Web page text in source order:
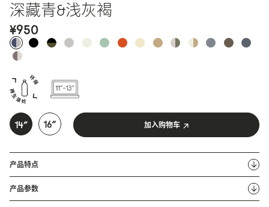
深藏青&浅灰褐
¥950
加入购物车
产品特点
产品参数